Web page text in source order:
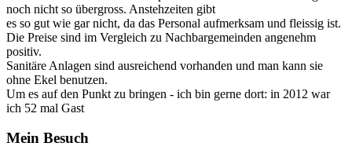
noch nicht so übergross. Anstehzeiten gibt
es so gut wie gar nicht, da das Personal aufmerksam und fleissig ist.
Die Preise sind im Vergleich zu Nachbargemeinden angenehm
positiv.
Sanitäre Anlagen sind ausreichend vorhanden und man kann sie
ohne Ekel benutzen.
Um es auf den Punkt zu bringen - ich bin gerne dort: in 2012 war
ich 52 mal Gast
Mein Besuch